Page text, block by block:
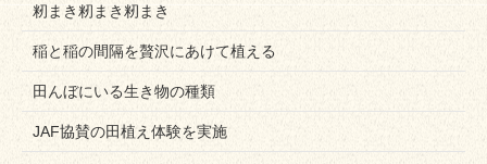
籾まき籾まき籾まき
稲と稲の間隔を贅沢にあけて植える
田んぼにいる生き物の種類
JAF協賛の田植え体験を実施